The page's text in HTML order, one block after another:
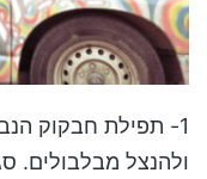
ולהנצל מבלבולים.